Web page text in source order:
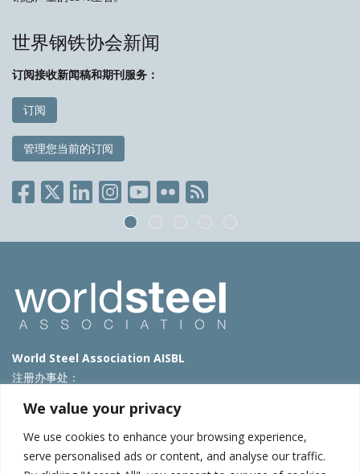
We value your privacy
We use cookies to enhance your browsing experience,
serve personalised ads or content, and analyse our traffic.
世界钢铁协会新闻
订阅接收新闻稿和期刊服务：
订阅
管理您当前的订阅
World Steel Association AISBL
注册办事处：
T: +32 2 702 89 00 – E:steel@worldsteel.org